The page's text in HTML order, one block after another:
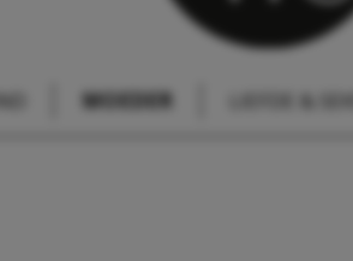
MOEDER LIEFDE & SEKS